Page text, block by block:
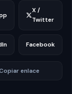
X /
Twitter
Facebook
enlace